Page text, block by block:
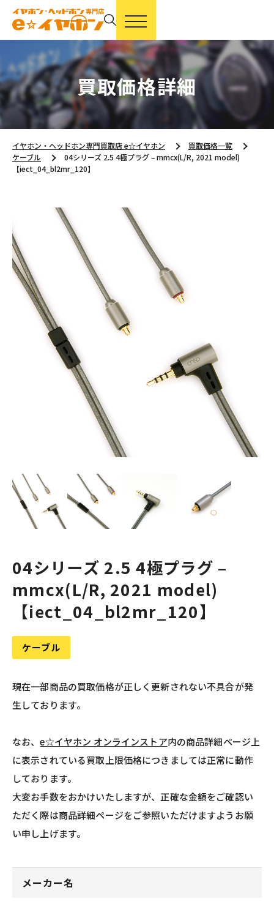
買取価格詳細
イヤホン・ヘッドホン専門買取店 e☆イヤホン
買取価格一覧
ケーブル
04シリーズ 2.5 4極プラグ – mmcx(L/R, 2021 model)
【iect_04_bl2mr_120】
04シリーズ 2.5 4極プラグ –
mmcx(L/R, 2021 model)
【iect_04_bl2mr_120】
ケーブル
現在一部商品の買取価格が正しく更新されない不具合が発
生しております。
なお、e☆イヤホン オンラインストア内の商品詳細ページ上
に表示されている買取上限価格につきましては正常に動作
しております。
大変お手数をおかけいたしますが、正確な金額をご確認い
ただく際は商品詳細ページをご参照いただけますようお願
い申し上げます。
メーカー名